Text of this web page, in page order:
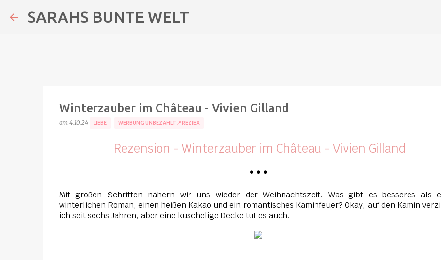
SARAHS BUNTE WELT
Winterzauber im Château - Vivien Gilland
am 4.10.24 LIEBE WERBUNG UNBEZAHLT📍REZIEX
Rezension - Winterzauber im Château - Vivien Gilland
• • •
Mit großen Schritten nähern wir uns wieder der Weihnachtszeit. Was gibt es besseres als
winterlichen Roman, einen heißen Kakao und ein romantisches Kaminfeuer? Okay, auf den Kamin
ich seit sechs Jahren, aber eine kuschelige Decke tut es auch.